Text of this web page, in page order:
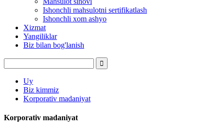
Ishonchli mahsulotni sertifikatlash
Ishonchli xom ashyo
Xizmat
Yangiliklar
Biz bilan bog'lanish
Uy
Biz kimmiz
Korporativ madaniyat
Korporativ madaniyat